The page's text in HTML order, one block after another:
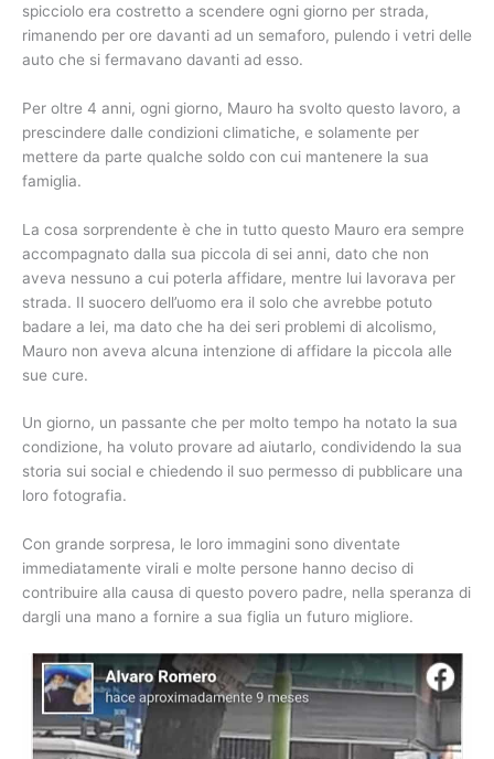
spicciolo era costretto a scendere ogni giorno per strada,
rimanendo per ore davanti ad un semaforo, pulendo i vetri delle
auto che si fermavano davanti ad esso.
Per oltre 4 anni, ogni giorno, Mauro ha svolto questo lavoro, a
prescindere dalle condizioni climatiche, e solamente per
mettere da parte qualche soldo con cui mantenere la sua
famiglia.
La cosa sorprendente è che in tutto questo Mauro era sempre
accompagnato dalla sua piccola di sei anni, dato che non
aveva nessuno a cui poterla affidare, mentre lui lavorava per
strada. Il suocero dell’uomo era il solo che avrebbe potuto
badare a lei, ma dato che ha dei seri problemi di alcolismo,
Mauro non aveva alcuna intenzione di affidare la piccola alle
sue cure.
Un giorno, un passante che per molto tempo ha notato la sua
condizione, ha voluto provare ad aiutarlo, condividendo la sua
storia sui social e chiedendo il suo permesso di pubblicare una
loro fotografia.
Con grande sorpresa, le loro immagini sono diventate
immediatamente virali e molte persone hanno deciso di
contribuire alla causa di questo povero padre, nella speranza di
dargli una mano a fornire a sua figlia un futuro migliore.